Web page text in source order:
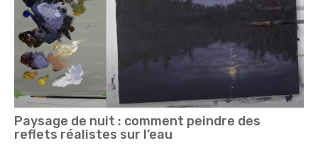
Paysage de nuit : comment peindre des
reflets réalistes sur l’eau